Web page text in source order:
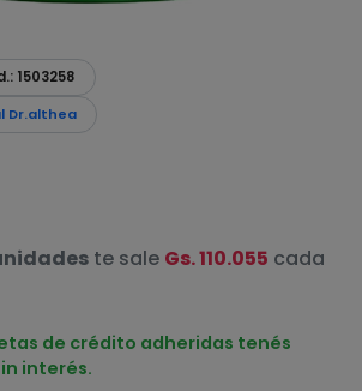
1503258
Dr.althea
te sale Gs. 110.055 cada
de crédito adheridas tenés
interés.